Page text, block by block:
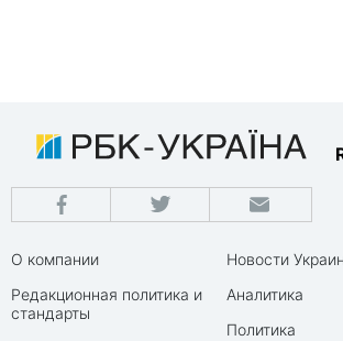
О компании
Редакционная политика и
стандарты
Новости
Аналитика
Политика